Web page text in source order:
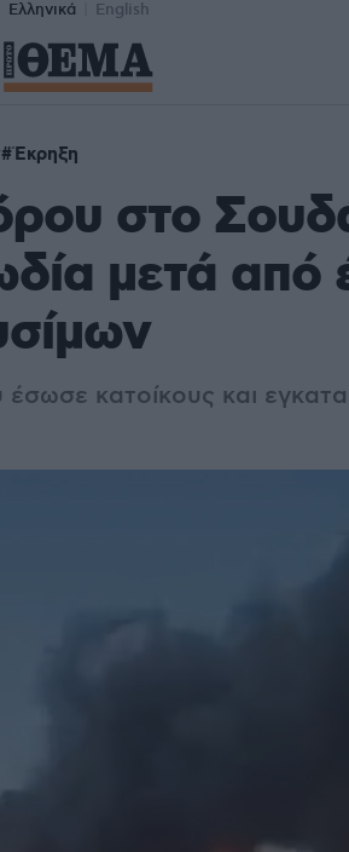
Ελληνικά English
Έκρηξη
στο
μετά από
κατοίκους και